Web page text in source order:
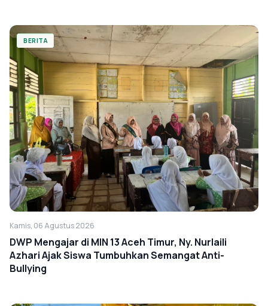
BERITA
Kamis, 06 Agustus 2026
DWP Mengajar di MIN 13 Aceh Timur, Ny. Nurlaili
Azhari Ajak Siswa Tumbuhkan Semangat Anti-
Bullying